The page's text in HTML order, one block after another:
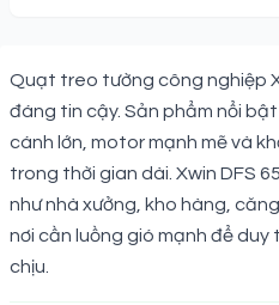
Quạt treo tường công nghiệp
đáng tin cậy. Sản phẩm nổi
cánh lớn, motor mạnh mẽ và
trong thời gian dài. Xwin DFS
như nhà xưởng, kho hàng,
nơi cần luồng gió mạnh để
chịu.